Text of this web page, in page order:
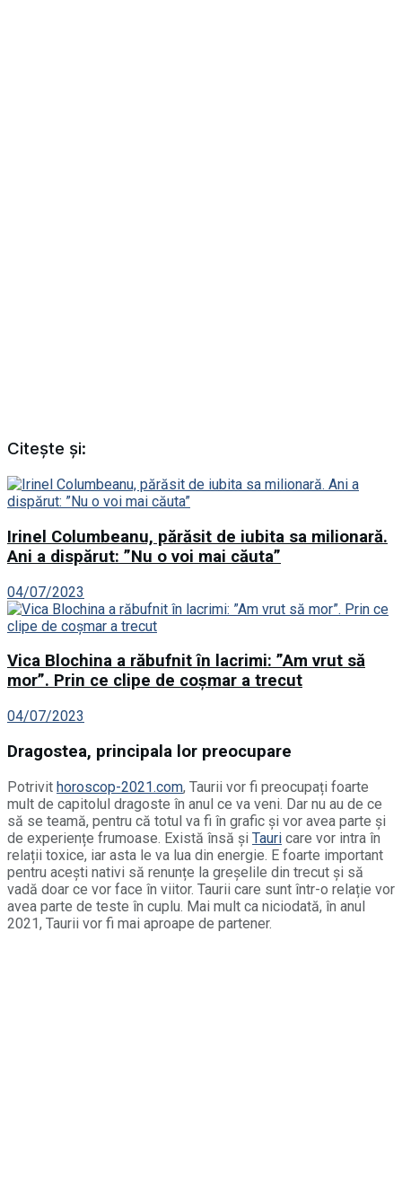
Citește și:
Irinel Columbeanu, părăsit de iubita sa milionară.
Ani a dispărut: ”Nu o voi mai căuta”
04/07/2023
Vica Blochina a răbufnit în lacrimi: ”Am vrut să
mor”. Prin ce clipe de coșmar a trecut
04/07/2023
Dragostea, principala lor preocupare
Potrivit horoscop-2021.com, Taurii vor fi preocupați foarte
mult de capitolul dragoste în anul ce va veni. Dar nu au de ce
să se teamă, pentru că totul va fi în grafic și vor avea parte și
de experiențe frumoase. Există însă și Tauri care vor intra în
relații toxice, iar asta le va lua din energie. E foarte important
pentru acești nativi să renunțe la greșelile din trecut și să
vadă doar ce vor face în viitor. Taurii care sunt într-o relație vor
avea parte de teste în cuplu. Mai mult ca niciodată, în anul
2021, Taurii vor fi mai aproape de partener.